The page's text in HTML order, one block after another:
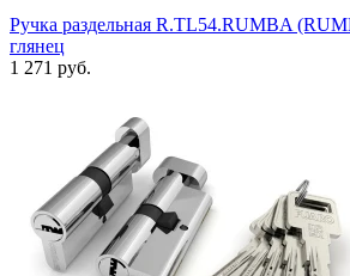
Ручка раздельная R.TL54.RUMBA
глянец
1 271 руб.